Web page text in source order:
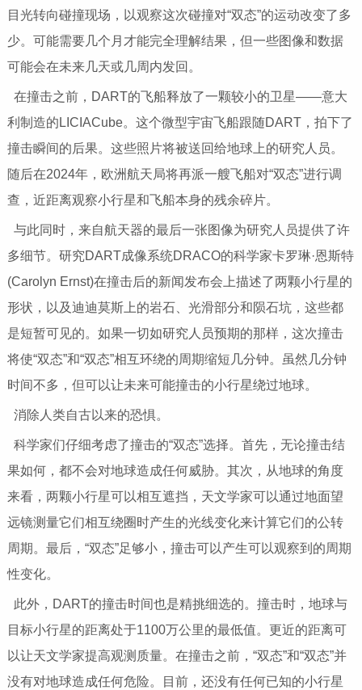
目光转向碰撞现场，以观察这次碰撞对“双态”的运动改变了多
少。可能需要几个月才能完全理解结果，但一些图像和数据
可能会在未来几天或几周内发回。
在撞击之前，DART的飞船释放了一颗较小的卫星——意大
利制造的LICIACube。这个微型宇宙飞船跟随DART，拍下了
撞击瞬间的后果。这些照片将被送回给地球上的研究人员。
随后在2024年，欧洲航天局将再派一艘飞船对“双态”进行调
查，近距离观察小行星和飞船本身的残余碎片。
与此同时，来自航天器的最后一张图像为研究人员提供了许
多细节。研究DART成像系统DRACO的科学家卡罗琳·恩斯特
(Carolyn Ernst)在撞击后的新闻发布会上描述了两颗小行星的
形状，以及迪迪莫斯上的岩石、光滑部分和陨石坑，这些都
是短暂可见的。如果一切如研究人员预期的那样，这次撞击
将使“双态”和“双态”相互环绕的周期缩短几分钟。虽然几分钟
时间不多，但可以让未来可能撞击的小行星绕过地球。
消除人类自古以来的恐惧。
科学家们仔细考虑了撞击的“双态”选择。首先，无论撞击结
果如何，都不会对地球造成任何威胁。其次，从地球的角度
来看，两颗小行星可以相互遮挡，天文学家可以通过地面望
远镜测量它们相互绕圈时产生的光线变化来计算它们的公转
周期。最后，“双态”足够小，撞击可以产生可以观察到的周期
性变化。
此外，DART的撞击时间也是精挑细选的。撞击时，地球与
目标小行星的距离处于1100万公里的最低值。更近的距离可
以让天文学家提高观测质量。在撞击之前，“双态”和“双态”并
没有对地球造成任何危险。目前，还没有任何已知的小行星